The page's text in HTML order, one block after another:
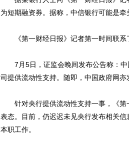
为短期融资券。据称，中信银行可能是牵
《第一财经日报》记者第一时间联系
7月5日，证监会晚间发布公告称：中
司提供流动性支持。随即，中国政府网亦
针对央行提供流动性支持一事，《第
表态。目前，仍迟迟未见央行发布相关
本职工作。